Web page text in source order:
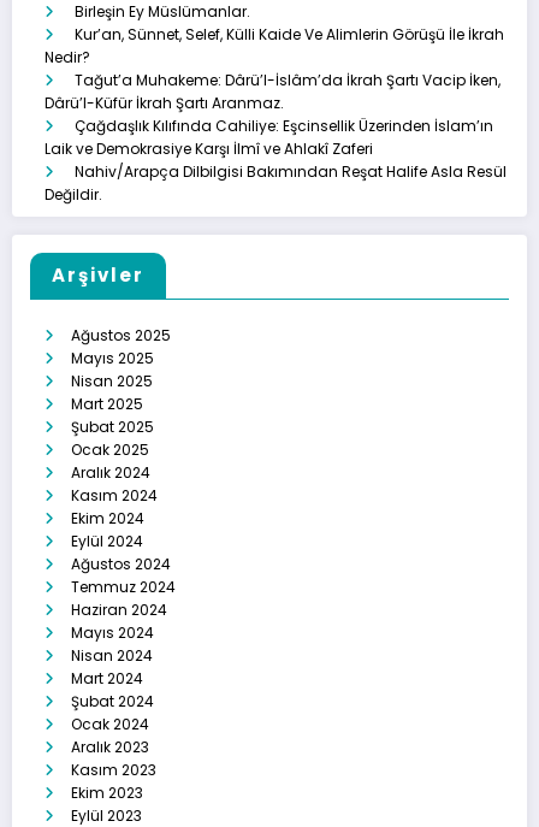
Birleşin Ey Müslümanlar.
Kur’an, Sünnet, Selef, Külli Kaide Ve Alimlerin Görüşü İle İkrah
Nedir?
Tağut’a Muhakeme: Dârü’l-İslâm’da İkrah Şartı Vacip İken,
Dârü’l-Küfür İkrah Şartı Aranmaz.
Çağdaşlık Kılıfında Cahiliye: Eşcinsellik Üzerinden İslam’ın
Laik ve Demokrasiye Karşı İlmî ve Ahlakî Zaferi
Nahiv/Arapça Dilbilgisi Bakımından Reşat Halife Asla Resül
Değildir.
Arşivler
Ağustos 2025
Mayıs 2025
Nisan 2025
Mart 2025
Şubat 2025
Ocak 2025
Aralık 2024
Kasım 2024
Ekim 2024
Eylül 2024
Ağustos 2024
Temmuz 2024
Haziran 2024
Mayıs 2024
Nisan 2024
Mart 2024
Şubat 2024
Ocak 2024
Aralık 2023
Kasım 2023
Ekim 2023
Eylül 2023